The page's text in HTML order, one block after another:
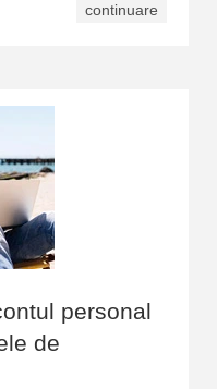
continuare
personal
de